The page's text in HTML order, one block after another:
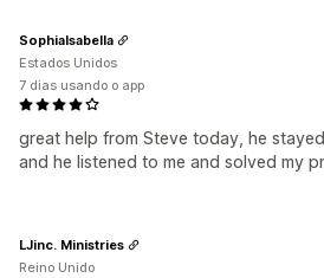
great help from Steve today, he
and he listened to me and solved my
SophiaIsabella
Estados Unidos
7 dias usando o app
LJinc. Ministries
Reino Unido